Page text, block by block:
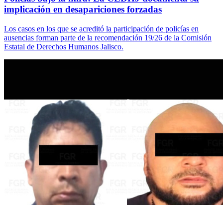
implicación en desapariciones forzadas
Los casos en los que se acreditó la participación de policías en
ausencias forman parte de la recomendación 19/26 de la Comisión
Estatal de Derechos Humanos Jalisco.